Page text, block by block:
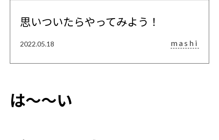
思いついたらやってみよう！
2022.05.18 mashi
は〜〜い